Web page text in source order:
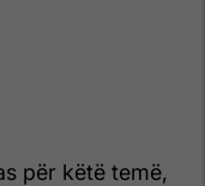
për këtë temë,